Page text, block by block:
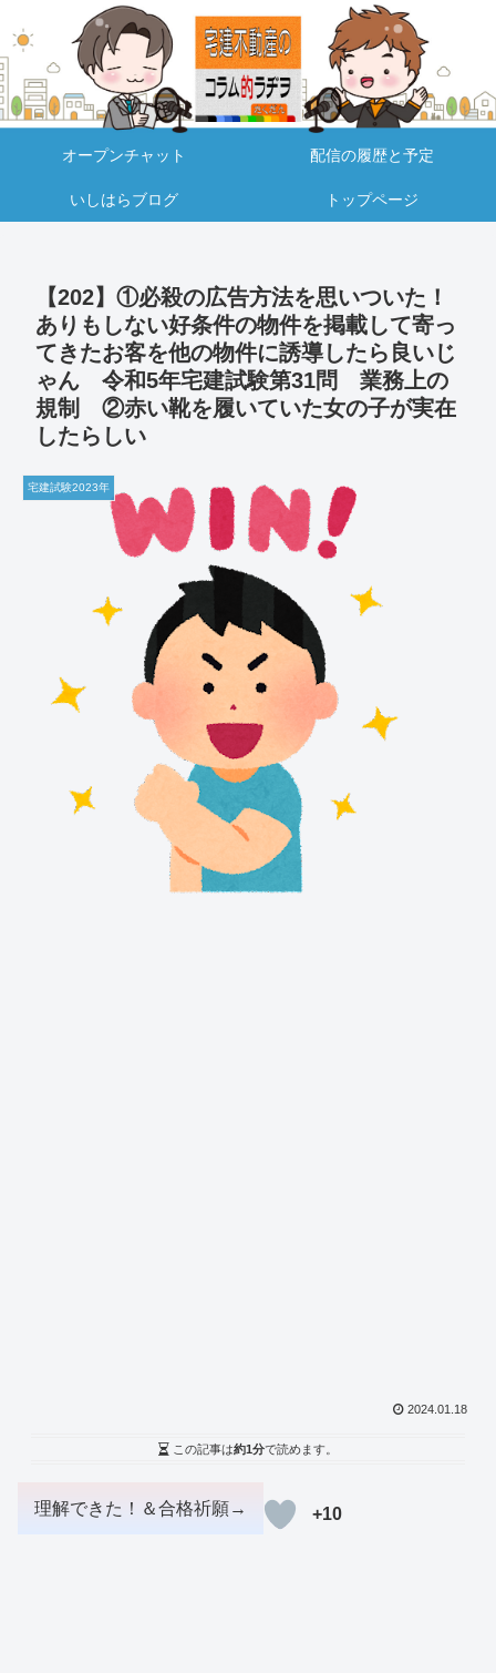
オープンチャット 配信の履歴と予定
いしはらブログ トップページ
【202】①必殺の広告方法を思いついた！
ありもしない好条件の物件を掲載して寄っ
てきたお客を他の物件に誘導したら良いじ
ゃん 令和5年宅建試験第31問 業務上の
規制 ②赤い靴を履いていた女の子が実在
したらしい
宅建試験2023年
2024.01.18
この記事は約1分で読めます。
+10